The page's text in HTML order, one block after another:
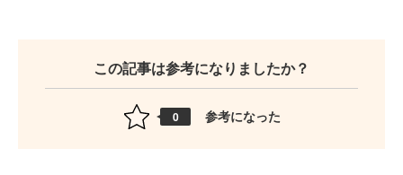
この記事は参考になりましたか？
0 参考になった